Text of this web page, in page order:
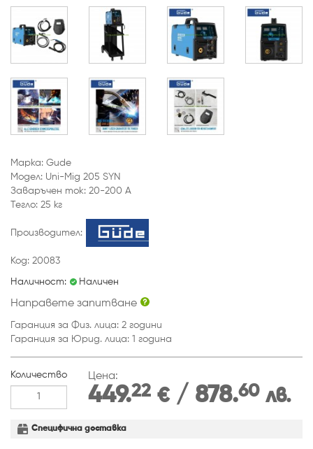
Марка: Gude
Модел: Uni-Mig 205 SYN
Заваръчен ток: 20-200 A
Тегло: 25 кг
Производител:
Код: 20083
Наличност: Наличен
Направете запитване
Гаранция за Физ. лица: 2 години
Гаранция за Юрид. лица: 1 година
Количество Цена:
449.22 €/ 878.60 лв.
Специфична доставка